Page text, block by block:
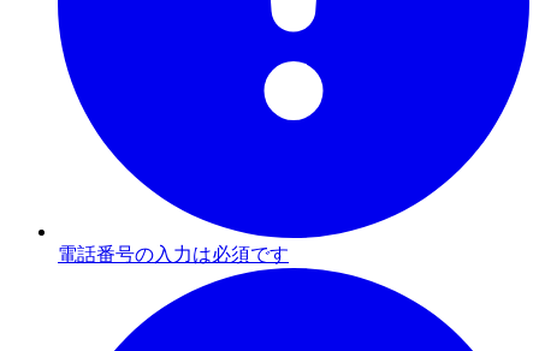
電話番号の入力は必須です